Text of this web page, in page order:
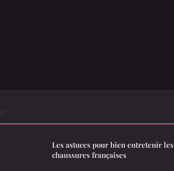
Les astuces pour bien entretenir les
chaussures françaises